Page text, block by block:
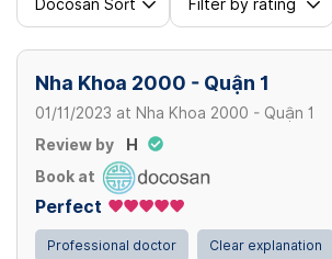
Nha Khoa 2000 - Quận 1
01/11/2023 at Nha Khoa 2000 - Quận 1
Review by
H
Book at
Perfect
Professional doctor Clear explanation